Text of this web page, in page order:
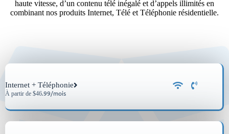
haute vitesse, d’un contenu télé inégalé et d’appels illimités en
combinant nos produits Internet, Télé et Téléphonie résidentielle.
Internet + Téléphonie
À partir de $46.99/mois